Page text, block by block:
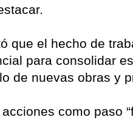
que el hecho de
para consolidar
de nuevas obras y
como paso